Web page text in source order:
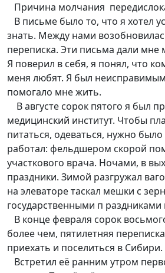
Причина молчания
В письме было то, что я хотел
знать. Между нами
переписка. Эти письма дали мне
Я поверил в себя, я понял, что
меня любят. Я был
помогало мне жить.
В августе сорок пятого я был
медицинский институт. Чтобы
питаться, одеваться, нужно
работал: фельдшером скорой
участкового врача. Ночами, в
праздники. Зимой разгружал
на элеваторе таскал мешки с
государственными п раздниками
В конце февраля сорок
более чем, пятилетняя
приехать и поселиться в Сибири.
Встретил её ранним утром